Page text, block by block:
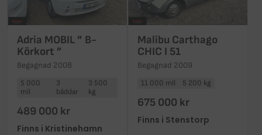
Adria MOBIL ” B-
Körkort ”
Begagnad 2008
5 000
mil
3
bäddar
3 500
kg
489 000 kr
Finns i Kristinehamn
Malibu Carthago
CHIC I 51
Begagnad 2009
11 000 mil 5 200 kg
675 000 kr
Finns i Stenstorp